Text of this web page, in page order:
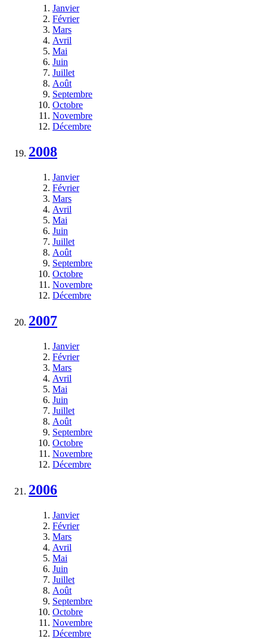
Janvier
Février
Mars
Avril
Mai
Juin
Juillet
Août
Septembre
Octobre
Novembre
Décembre
2008
Janvier
Février
Mars
Avril
Mai
Juin
Juillet
Août
Septembre
Octobre
Novembre
Décembre
2007
Janvier
Février
Mars
Avril
Mai
Juin
Juillet
Août
Septembre
Octobre
Novembre
Décembre
2006
Janvier
Février
Mars
Avril
Mai
Juin
Juillet
Août
Septembre
Octobre
Novembre
Décembre